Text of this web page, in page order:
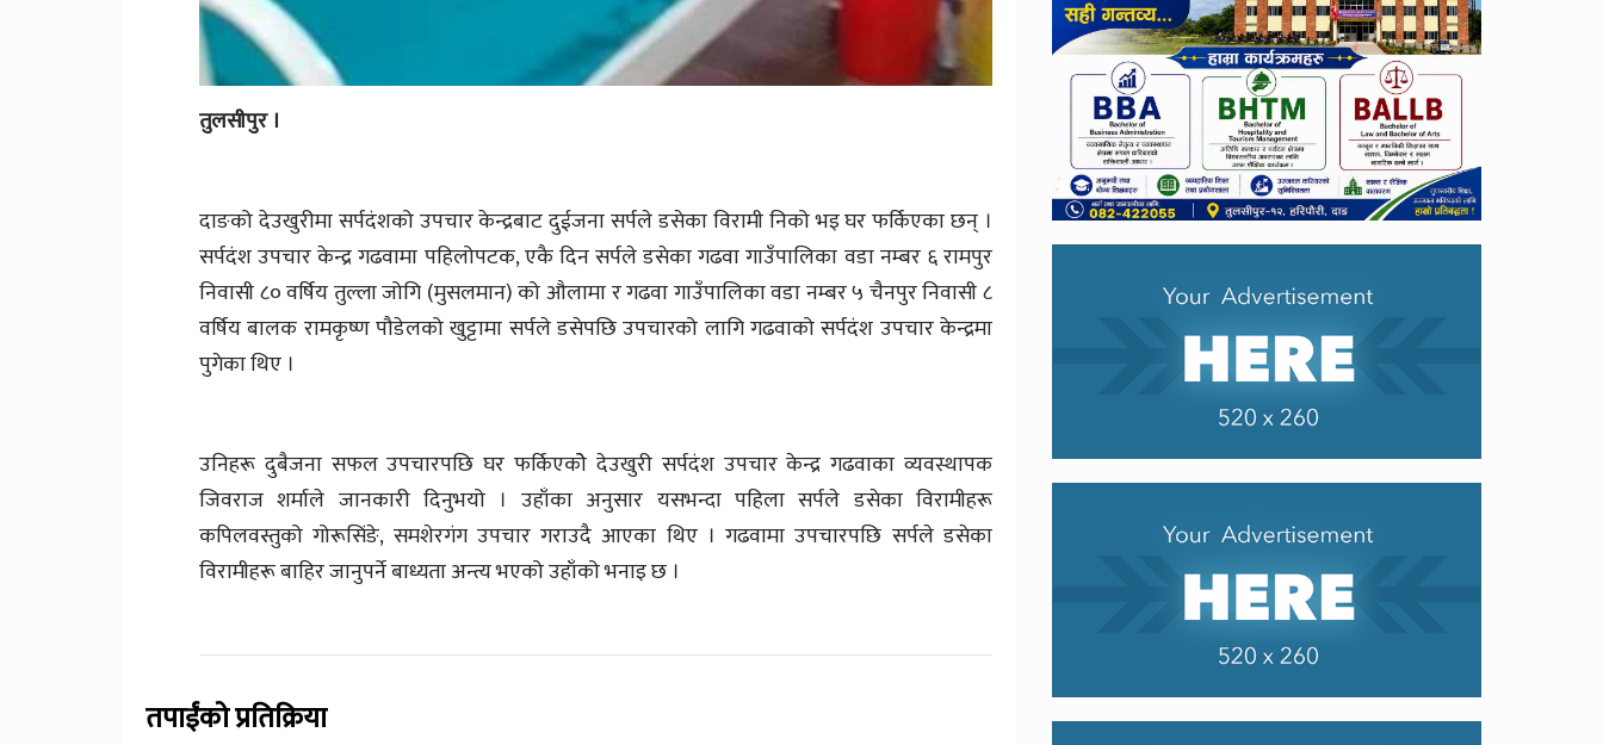
तुलसीपुर ।
दाङको देउखुरीमा सर्पदंशको उपचार केन्द्रबाट दुईजना सर्पले डसेका विरामी निको भइ घर फर्किएका छन् ।
सर्पदंश उपचार केन्द्र गढवामा पहिलोपटक, एकै दिन सर्पले डसेका गढवा गाउँपालिका वडा नम्बर ६ रामपुर
निवासी ८० वर्षिय तुल्ला जोगि (मुसलमान) को औलामा र गढवा गाउँपालिका वडा नम्बर ५ चैनपुर निवासी ८
वर्षिय बालक रामकृष्ण पौडेलको खुट्टामा सर्पले डसेपछि उपचारको लागि गढवाको सर्पदंश उपचार केन्द्रमा
पुगेका थिए ।
उनिहरू दुबैजना सफल उपचारपछि घर फर्किएकोे देउखुरी सर्पदंश उपचार केन्द्र गढवाका व्यवस्थापक
जिवराज शर्माले जानकारी दिनुभयो । उहाँका अनुसार यसभन्दा पहिला सर्पले डसेका विरामीहरू
कपिलवस्तुको गोरूसिंङे, समशेरगंग उपचार गराउदै आएका थिए । गढवामा उपचारपछि सर्पले डसेका
विरामीहरू बाहिर जानुपर्ने बाध्यता अन्त्य भएको उहाँको भनाइ छ ।
तपाईंको प्रतिक्रिया